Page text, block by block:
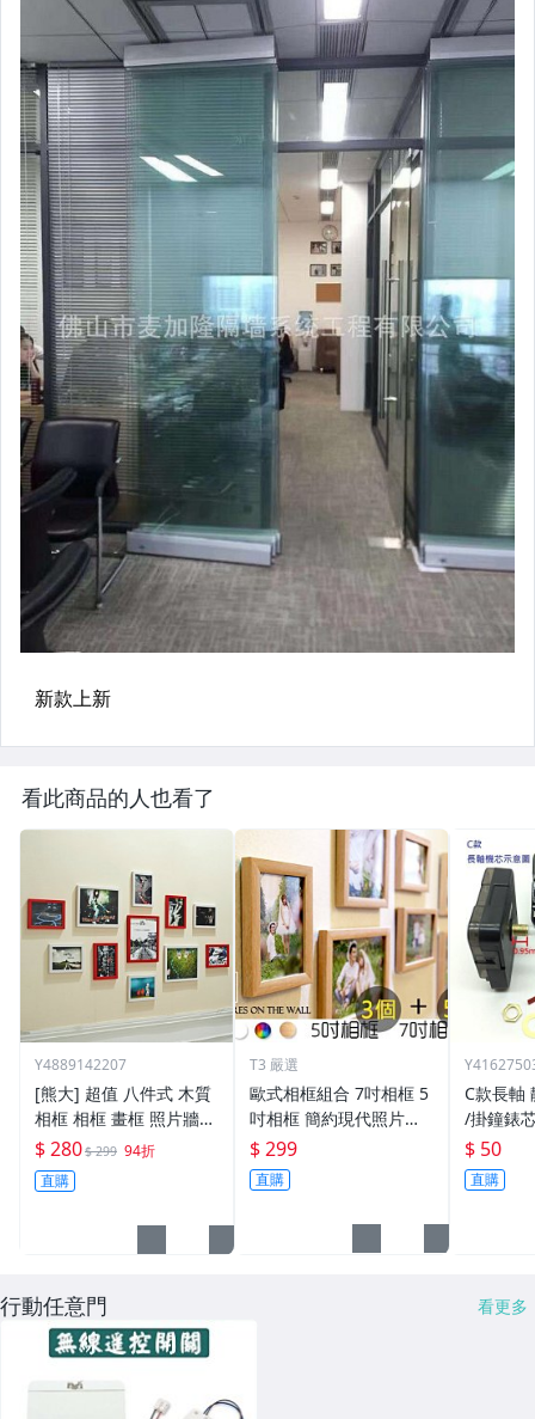
看此商品的人也看了
Y4889142207
[熊大] 超值 八件式 木質
相框 相框 畫框 照片牆
臥室 書房 客廳 家居飾品
裝飾 掛畫 【HH03】
$ 280$ 299 94折
直購
T3 嚴選
歐式相框組合 7吋相框 5
吋相框 簡約現代照片牆
裝飾相框 創意相框 掛牆
畫框組合 相框牆 相框組
【HH03】
$ 299
直購
C款長軸
/掛鐘錶
秒式/ /
$ 50
直購
行動任意門 看更多